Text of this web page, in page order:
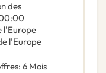
des
l'Europe
l'Europe
: 6 Mois